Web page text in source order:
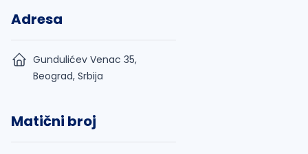
Adresa
Gundulićev Venac 35,
Beograd, Srbija
Matični broj